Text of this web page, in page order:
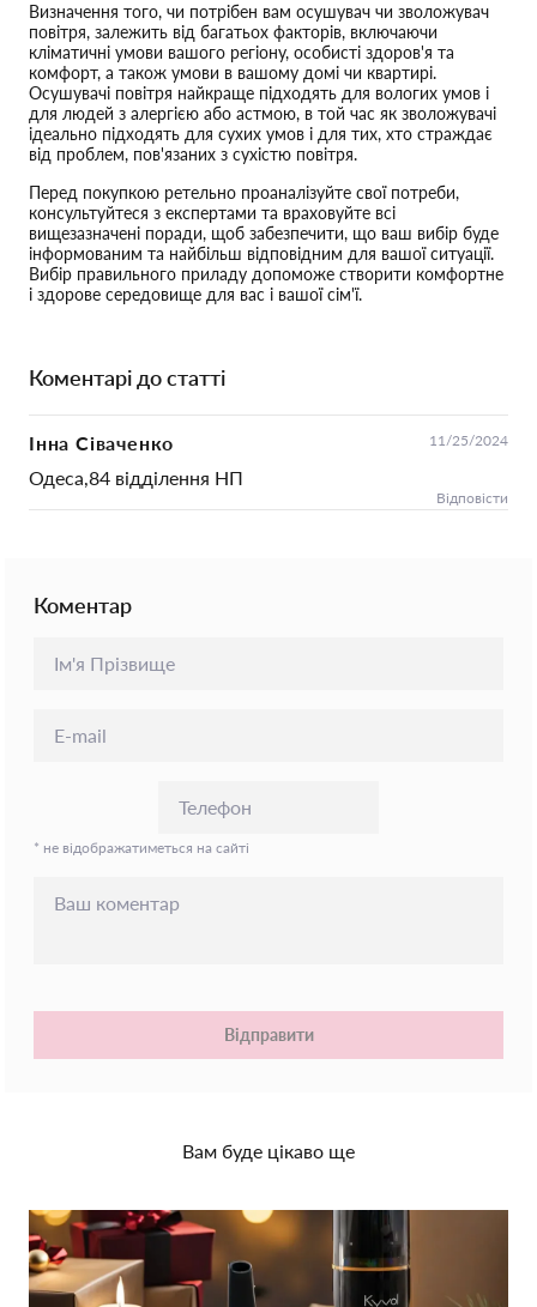
Визначення того, чи потрібен вам осушувач чи зволожувач
повітря, залежить від багатьох факторів, включаючи
кліматичні умови вашого регіону, особисті здоров'я та
комфорт, а також умови в вашому домі чи квартирі.
Осушувачі повітря найкраще підходять для вологих умов і
для людей з алергією або астмою, в той час як зволожувачі
ідеально підходять для сухих умов і для тих, хто страждає
від проблем, пов'язаних з сухістю повітря.
Перед покупкою ретельно проаналізуйте свої потреби,
консультуйтеся з експертами та враховуйте всі
вищезазначені поради, щоб забезпечити, що ваш вибір буде
інформованим та найбільш відповідним для вашої ситуації.
Вибір правильного приладу допоможе створити комфортне
і здорове середовище для вас і вашої сім'ї.
Коментарі до статті
Інна Сіваченко
Одеса,84 відділення НП
11/25/2024
Відповісти
Коментар
* не відображатиметься на сайті
Відправити
Вам буде цікаво ще